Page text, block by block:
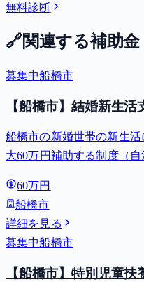
無料診断
🔗関連する補助金
募集中船橋市
【船橋市】結婚新生
船橋市の新婚世帯の新生
大60万円補助する制度（自
60万円
船橋市
詳細を見る
募集中船橋市
【船橋市】特別児童扶